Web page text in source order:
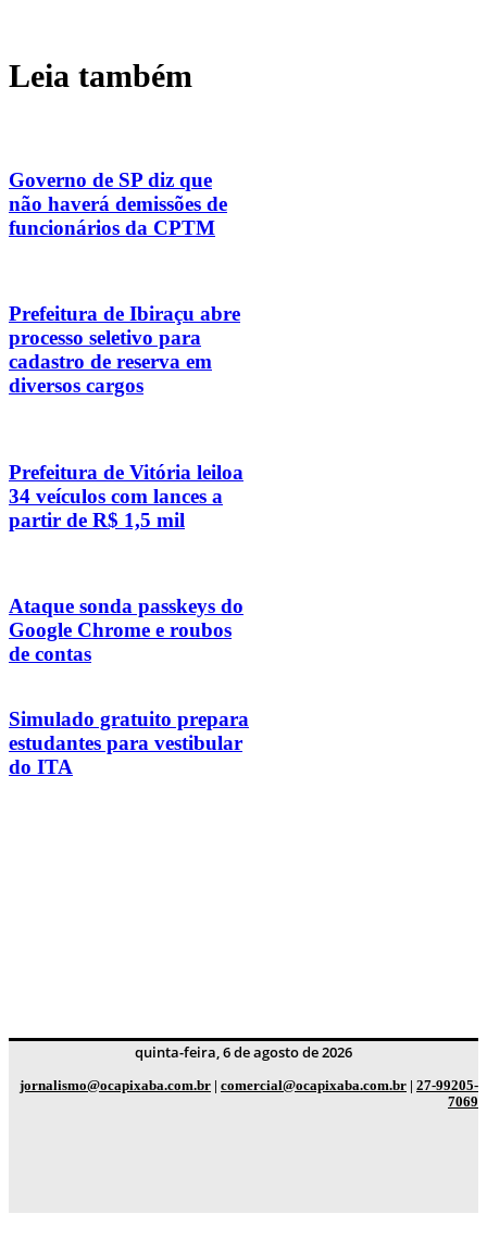
Leia também
Governo de SP diz que
não haverá demissões de
funcionários da CPTM
Prefeitura de Ibiraçu abre
processo seletivo para
cadastro de reserva em
diversos cargos
Prefeitura de Vitória leiloa
34 veículos com lances a
partir de R$ 1,5 mil
Ataque sonda passkeys do
Google Chrome e roubos
de contas
Simulado gratuito prepara
estudantes para vestibular
do ITA
quinta-feira, 6 de agosto de 2026
jornalismo@ocapixaba.com.br | comercial@ocapixaba.com.br | 27-99205-
7069